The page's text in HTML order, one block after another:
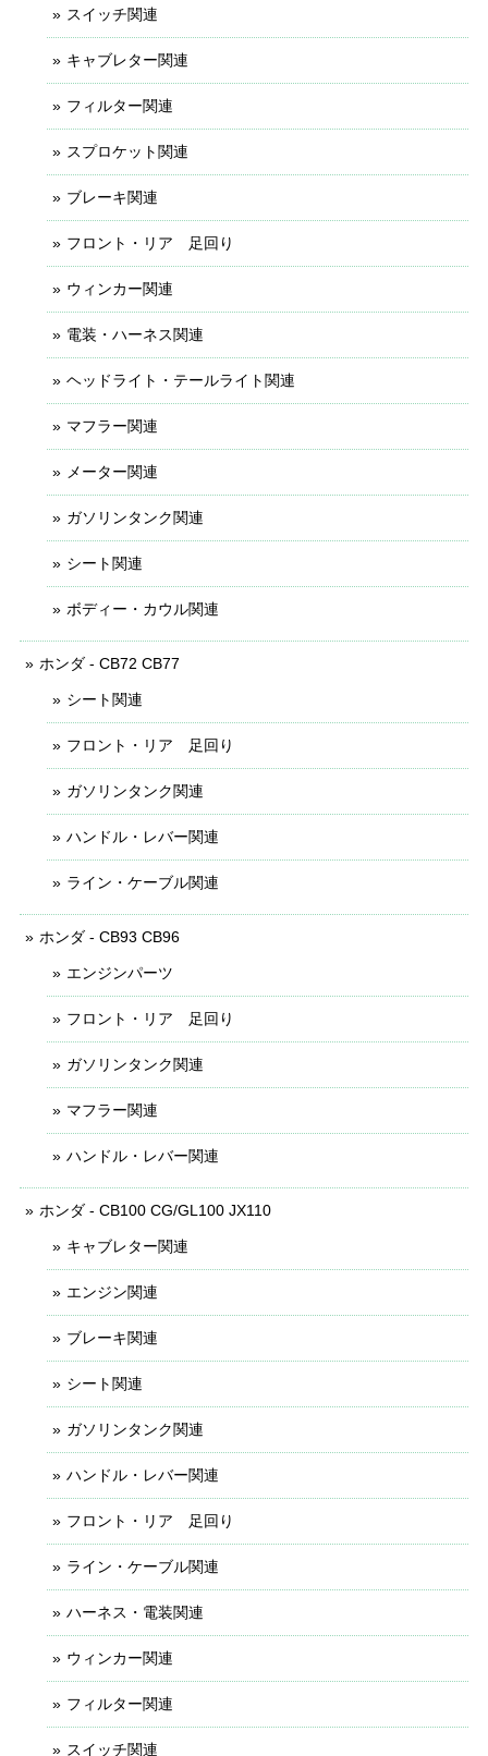
スイッチ関連
キャブレター関連
フィルター関連
スプロケット関連
ブレーキ関連
フロント・リア 足回り
ウィンカー関連
電装・ハーネス関連
ヘッドライト・テールライト関連
マフラー関連
メーター関連
ガソリンタンク関連
シート関連
ボディー・カウル関連
ホンダ - CB72 CB77
シート関連
フロント・リア 足回り
ガソリンタンク関連
ハンドル・レバー関連
ライン・ケーブル関連
ホンダ - CB93 CB96
エンジンパーツ
フロント・リア 足回り
ガソリンタンク関連
マフラー関連
ハンドル・レバー関連
ホンダ - CB100 CG/GL100 JX110
キャブレター関連
エンジン関連
ブレーキ関連
シート関連
ガソリンタンク関連
ハンドル・レバー関連
フロント・リア 足回り
ライン・ケーブル関連
ハーネス・電装関連
ウィンカー関連
フィルター関連
スイッチ関連